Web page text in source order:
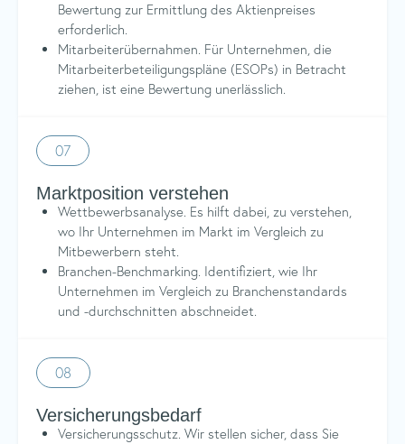
Bewertung zur Ermittlung des Aktienpreises
erforderlich.
Mitarbeiterübernahmen. Für Unternehmen, die
Mitarbeiterbeteiligungspläne (ESOPs) in Betracht
ziehen, ist eine Bewertung unerlässlich.
Marktposition verstehen
Wettbewerbsanalyse. Es hilft dabei, zu verstehen,
wo Ihr Unternehmen im Markt im Vergleich zu
Mitbewerbern steht.
Branchen-Benchmarking. Identifiziert, wie Ihr
Unternehmen im Vergleich zu Branchenstandards
und -durchschnitten abschneidet.
07
Versicherungsbedarf
Versicherungsschutz. Wir stellen sicher, dass Sie
08